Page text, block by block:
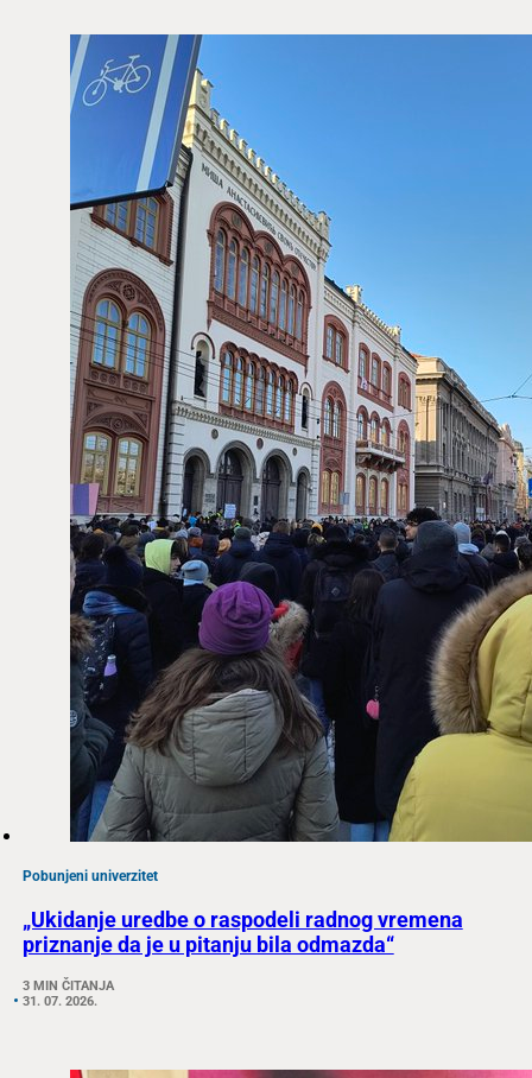
Pobunjeni univerzitet
„Ukidanje uredbe o raspodeli radnog vremena
priznanje da je u pitanju bila odmazda“
3 MIN ČITANJA
31. 07. 2026.